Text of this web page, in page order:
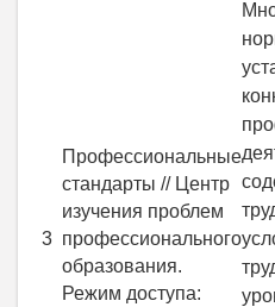
3
Профессиональные
стандарты // Центр
изучения проблем
профессионального
образования.
Режим доступа: